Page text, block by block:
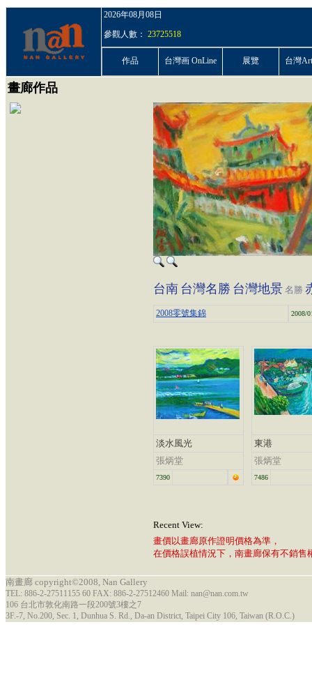
2026年08月08日
參觀人數： 23725518
作品 台灣画 OnLine 展覽 台灣
畫廊作品
台南 台灣名勝 台灣地景 名勝
2008零號集錦 2008/
淡水風光
張炳堂
7390
東港
張炳堂
7486
Recent View:
畫價以畫廊原作證明價格為準，
在價格誤植情況下，南畫廊保有不銷售
南畫廊 copyright©2008, Nan Gallery
TEL: 886-2-27511155 60 FAX: 886-2-27512460 Mail: nan@nan.com.tw
106 台北市敦化南路一段200號3樓之7
3F.-7, No.200, Sec. 1, Dunhua S. Rd., Da-an District, Taipei City 106, Taiwan (R.O.C.)